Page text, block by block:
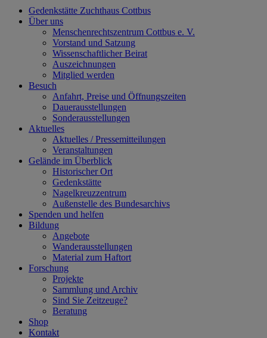
Gedenkstätte Zuchthaus Cottbus
Über uns
Menschenrechtszentrum Cottbus e. V.
Vorstand und Satzung
Wissenschaftlicher Beirat
Auszeichnungen
Mitglied werden
Besuch
Anfahrt, Preise und Öffnungszeiten
Dauerausstellungen
Sonderausstellungen
Aktuelles
Aktuelles / Pressemitteilungen
Veranstaltungen
Gelände im Überblick
Historischer Ort
Gedenkstätte
Nagelkreuzzentrum
Außenstelle des Bundesarchivs
Spenden und helfen
Bildung
Angebote
Wanderausstellungen
Material zum Haftort
Forschung
Projekte
Sammlung und Archiv
Sind Sie Zeitzeuge?
Beratung
Shop
Kontakt